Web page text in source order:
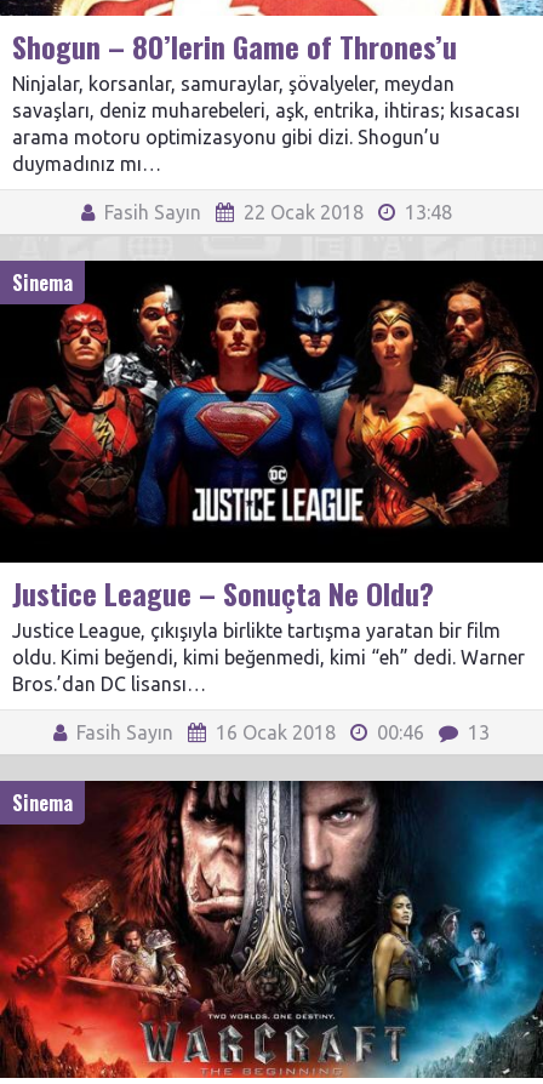
Shogun – 80’lerin Game of Thrones’u
Ninjalar, korsanlar, samuraylar, şövalyeler, meydan
savaşları, deniz muharebeleri, aşk, entrika, ihtiras; kısacası
arama motoru optimizasyonu gibi dizi. Shogun’u
duymadınız mı…
Fasih Sayın 22 Ocak 2018 13:48
Sinema
Justice League – Sonuçta Ne Oldu?
Justice League, çıkışıyla birlikte tartışma yaratan bir film
oldu. Kimi beğendi, kimi beğenmedi, kimi “eh” dedi. Warner
Bros.’dan DC lisansı…
Fasih Sayın 16 Ocak 2018 00:46 13
Sinema